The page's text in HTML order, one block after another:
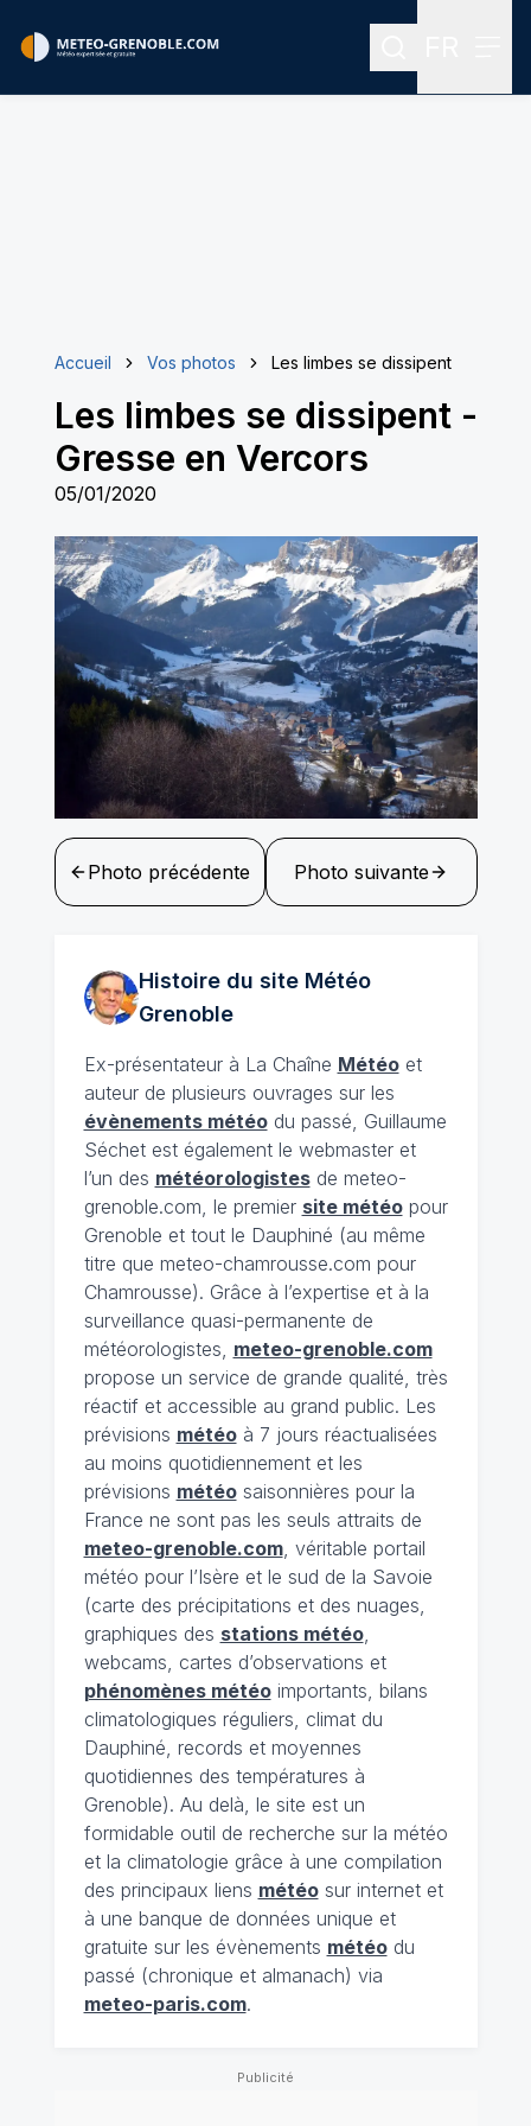
Rechercher
Accueil Vos photos Les limbes se dissipent
Les limbes se dissipent-
Gresse en Vercors
05/01/2020
Photo précédente Photo suivante
Histoire du site Météo
Grenoble
Ex-présentateur à La Chaîne Météoet
auteur de plusieurs ouvrages sur les
évènements météodu passé, Guillaume
Séchet est également le webmaster et
l’un des météorologistesde meteo-
grenoble.com, le premier site météopour
Grenoble et tout le Dauphiné (au même
titre que meteo-chamrousse.com pour
Chamrousse). Grâce à l’expertise et à la
surveillance quasi-permanente de
météorologistes, meteo-grenoble.com
propose un service de grande qualité, très
réactif et accessible au grand public. Les
prévisions météoà 7 jours réactualisées
au moins quotidiennement et les
prévisions météosaisonnières pour la
France ne sont pas les seuls attraits de
meteo-grenoble.com, véritable portail
météo pour l’Isère et le sud de la Savoie
(carte des précipitations et des nuages,
graphiques des stations météo,
webcams, cartes d’observations et
phénomènes météoimportants, bilans
climatologiques réguliers, climat du
Dauphiné, records et moyennes
quotidiennes des températures à
Grenoble). Au delà, le site est un
formidable outil de recherche sur la météo
et la climatologie grâce à une compilation
des principaux liens météosur internet et
à une banque de données unique et
gratuite sur les évènements météodu
passé (chronique et almanach) via
meteo-paris.com.